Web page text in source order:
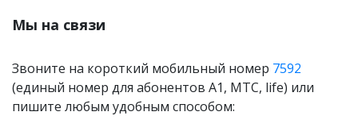
Мы на связи
Звоните на короткий мобильный номер 7592
(единый номер для абонентов A1, МТС, life) или
пишите любым удобным способом: